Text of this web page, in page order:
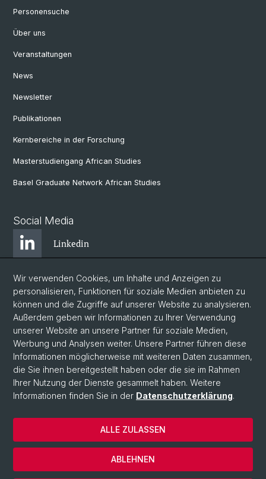
Personensuche
Über uns
Veranstaltungen
News
Newsletter
Publikationen
Kernbereiche in der Forschung
Masterstudiengang African Studies
Basel Graduate Network African Studies
Social Media
Linkedin
Bluesky
Instagram
Facebook
© Universität Basel
Zentrum für Afrikastudien Basel
Datenschutzerklärung
Wir verwenden Cookies, um Inhalte und Anzeigen zu
personalisieren, Funktionen für soziale Medien anbieten zu
können und die Zugriffe auf unserer Website zu analysieren.
Außerdem geben wir Informationen zu Ihrer Verwendung
unserer Website an unsere Partner für soziale Medien,
Werbung und Analysen weiter. Unsere Partner führen diese
Informationen möglicherweise mit weiteren Daten zusammen,
die Sie ihnen bereitgestellt haben oder die sie im Rahmen
Ihrer Nutzung der Dienste gesammelt haben. Weitere
Informationen finden Sie in der Datenschutzerklärung.
ABLEHNEN
ALLE ZULASSEN